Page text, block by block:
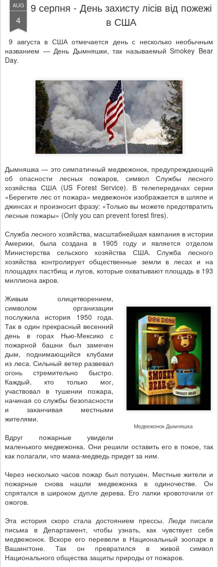
AUG
4
9 серпня - День захисту лісів від пожежі
в США
9 августа в США отмечается день с несколько необычным
названием — День Дымняшки, так называемый Smokey Bear
Day.
Дымняшка — это симпатичный медвежонок, предупреждающий
об опасности лесных пожаров, символ Службы лесного
хозяйства США (US Forest Service). В телепередачах серии
«Берегите лес от пожара» медвежонок изображается в шляпе и
джинсах и произносит фразу: «Только вы можете предотвратить
лесные пожары» (Only you can prevent forest fires).
Служба лесного хозяйства, масштабнейшая кампания в истории
Америки, была создана в 1905 году и является отделом
Министерства сельского хозяйства США. Служба лесного
хозяйства контролирует общественные земли в лесах и на
площадях пастбищ и лугов, которые охватывают площадь в 193
миллиона акров.
Медвежонок Дымняшка
Живым олицетворением,
символом организации
послужила история 1950 года.
Так в один прекрасный весенний
день в горах Нью-Мексико с
пожарной башни был замечен
дым, поднимающийся клубами
из леса. Сильный ветер развевал
огонь стремительно быстро.
Каждый, кто только мог,
участвовал в тушении пожара,
начиная со службы безопасности
и заканчивая местными
жителями.
Вдруг пожарные увидели
маленького медвежонка. Они решили оставить его в покое, так
как полагали, что мама-медведь придет за ним.
Через несколько часов пожар был потушен. Местные жители и
пожарные снова нашли медвежонка в одиночестве. Он
спрятался в широком дупле дерева. Его лапки кровоточили от
ожогов.
Эта история скоро стала достоянием прессы. Люди писали
письма в Департамент, чтобы узнать, как чувствует себя
медвежонок. Вскоре его перевели в Национальный зоопарк в
Вашингтоне. Так он превратился в живой символ
Национального общества защиты природы от пожаров.